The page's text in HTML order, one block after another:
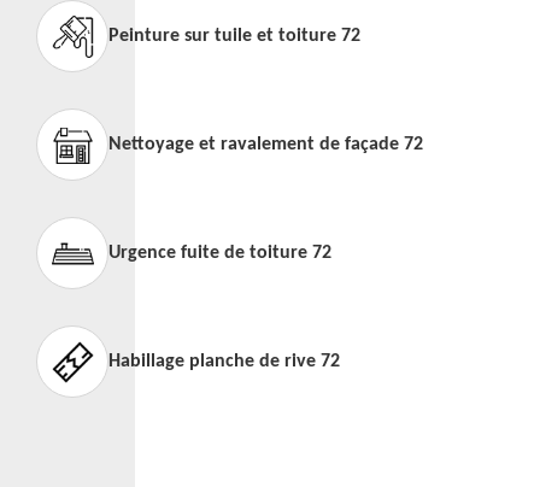
Peinture sur tuile et toiture 72
Nettoyage et ravalement de façade 72
Urgence fuite de toiture 72
Habillage planche de rive 72